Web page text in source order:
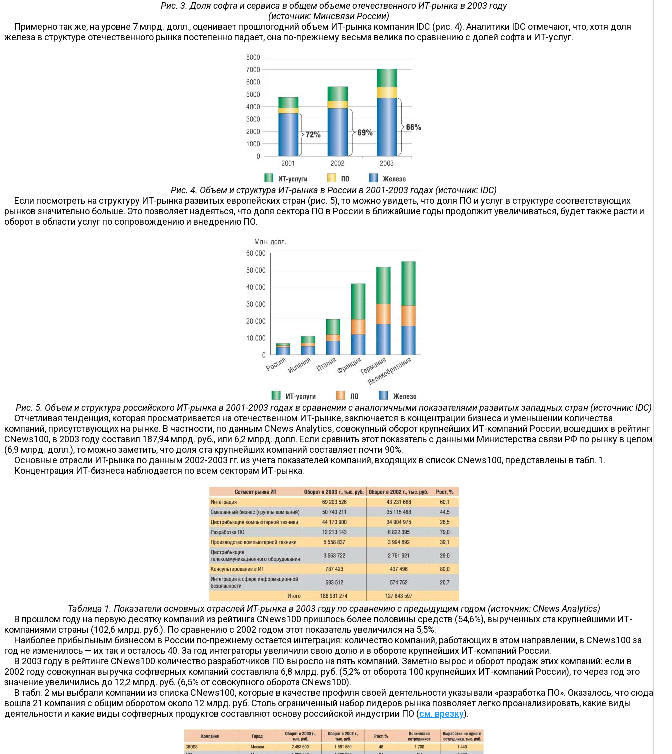
Рис. 3. Доля софта и сервиса в общем объеме отечественного ИТ-рынка в 2003 году
(источник: Минсвязи России)
Примерно так же, на уровне 7 млрд. долл., оценивает прошлогодний объем ИТ-рынка компания IDC (рис. 4). Аналитики IDC отмечают, что, хотя доля
железа в структуре отечественного рынка постепенно падает, она по-прежнему весьма велика по сравнению с долей софта и ИТ-услуг.
Рис. 4. Объем и структура ИТ-рынка в России в 2001-2003 годах (источник: IDC)
Если посмотреть на структуру ИТ-рынка развитых европейских стран (рис. 5), то можно увидеть, что доля ПО и услуг в структуре соответствующих
рынков значительно больше. Это позволяет надеяться, что доля сектора ПО в России в ближайшие годы продолжит увеличиваться, будет также расти и
оборот в области услуг по сопровождению и внедрению ПО.
Рис. 5. Объем и структура российского ИТ-рынка в 2001-2003 годах в сравнении с аналогичными показателями развитых западных стран (источник: IDC)
Отчетливая тенденция, которая просматривается на отечественном ИТ-рынке, заключается в концентрации бизнеса и уменьшении количества
компаний, присутствующих на рынке. В частности, по данным CNews Analytics, совокупный оборот крупнейших ИТ-компаний России, вошедших в рейтинг
CNews100, в 2003 году составил 187,94 млрд. руб., или 6,2 млрд. долл. Если сравнить этот показатель с данными Министерства связи РФ по рынку в целом
(6,9 млрд. долл.), то можно заметить, что доля ста крупнейших компаний составляет почти 90%.
Основные отрасли ИT-рынка по данным 2002-2003 гг. из учета показателей компаний, входящих в список CNews100, представлены в табл. 1.
Концентрация ИТ-бизнеса наблюдается по всем секторам ИТ-рынка.
Таблица 1. Показатели основных отраслей ИТ-рынка в 2003 году по сравнению с предыдущим годом (источник: CNews Analytics)
В прошлом году на первую десятку компаний из рейтинга CNews100 пришлось более половины средств (54,6%), вырученных ста крупнейшими ИТ-
компаниями страны (102,6 млрд. руб.). По сравнению с 2002 годом этот показатель увеличился на 5,5%.
Наиболее прибыльным бизнесом в России по-прежнему остается интеграция: количество компаний, работающих в этом направлении, в CNews100 за
год не изменилось — их так и осталось 40. За год интеграторы увеличили свою долю и в обороте крупнейших ИТ-компаний России.
В 2003 году в рейтинге CNews100 количество разработчиков ПО выросло на пять компаний. Заметно вырос и оборот продаж этих компаний: если в
2002 году совокупная выручка софтверных компаний составляла 6,8 млрд. руб. (5,2% от оборота 100 крупнейших ИТ-компаний России), то через год это
значение увеличились до 12,2 млрд. руб. (6,5% от совокупного оборота CNews100).
В табл. 2 мы выбрали компании из списка CNews100, которые в качестве профиля своей деятельности указывали «разработка ПО». Оказалось, что сюда
вошла 21 компания с общим оборотом около 12 млрд. руб. Столь ограниченный набор лидеров рынка позволяет легко проанализировать, какие виды
деятельности и какие виды софтверных продуктов составляют основу российской индустрии ПО (см. врезку).